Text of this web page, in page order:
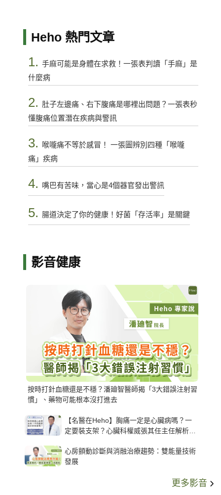
Heho 熱門文章
1. 手麻可能是身體在求救！一張表判讀「手麻」是
什麼病
2. 肚子左邊痛、右下腹痛是哪裡出問題？一張表秒
懂腹痛位置潛在疾病與警訊
3.
喉嚨痛不等於感冒！ 一張圖辨別四種「喉嚨
痛」疾病
4. 嘴巴有苦味，當心是4個器官發出警訊
5. 腸道決定了你的健康！好菌「存活率」是關鍵
影音健康
按時打針血糖還是不穩？潘廸智醫師揭「3大錯誤注射習
慣」、藥物可能根本沒打進去
【名醫在Heho】胸痛一定是心臟病嗎？一
定要裝支架？心臟科權威張其任主任解析支
心房顫動診斷與消融治療趨勢：雙能量技術
發展
更多影音